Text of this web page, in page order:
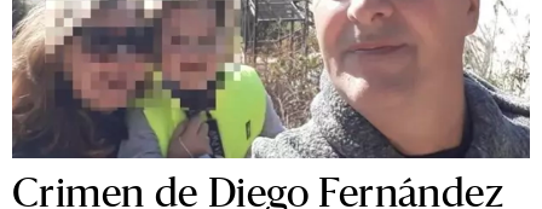
Crimen de Diego Fernández